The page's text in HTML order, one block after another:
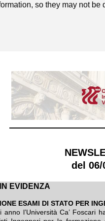
so they may not be
del 06/
EVIDENZA
ESAMI DI STATO PER
anno l’Università Ca’ Foscari